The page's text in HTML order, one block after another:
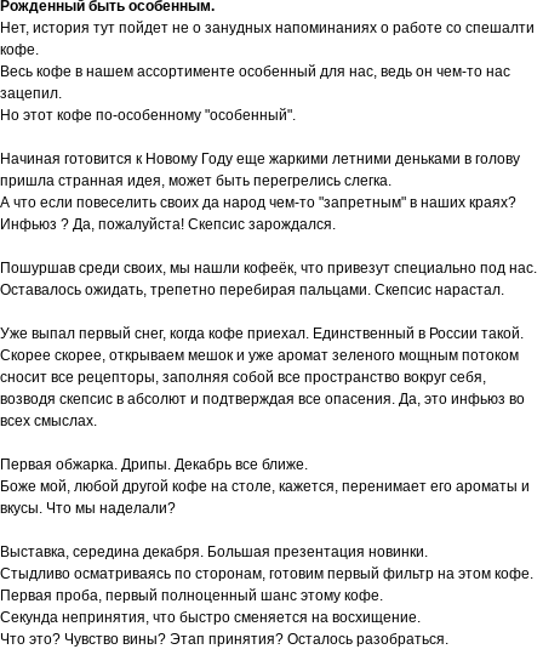
Рожденный быть особенным.
Нет, история тут пойдет не о занудных напоминаниях о работе со спешалти
кофе.
Весь кофе в нашем ассортименте особенный для нас, ведь он чем-то нас
зацепил.
Но этот кофе по-особенному "особенный".
Начиная готовится к Новому Году еще жаркими летними деньками в голову
пришла странная идея, может быть перегрелись слегка.
А что если повеселить своих да народ чем-то "запретным" в наших краях?
Инфьюз ? Да, пожалуйста! Скепсис зарождался.
Пошуршав среди своих, мы нашли кофеёк, что привезут специально под нас.
Оставалось ожидать, трепетно перебирая пальцами. Скепсис нарастал.
Уже выпал первый снег, когда кофе приехал. Единственный в России такой.
Скорее скорее, открываем мешок и уже аромат зеленого мощным потоком
сносит все рецепторы, заполняя собой все пространство вокруг себя,
возводя скепсис в абсолют и подтверждая все опасения. Да, это инфьюз во
всех смыслах.
Первая обжарка. Дрипы. Декабрь все ближе.
Боже мой, любой другой кофе на столе, кажется, перенимает его ароматы и
вкусы. Что мы наделали?
Выставка, середина декабря. Большая презентация новинки.
Стыдливо осматриваясь по сторонам, готовим первый фильтр на этом кофе.
Первая проба, первый полноценный шанс этому кофе.
Секунда непринятия, что быстро сменяется на восхищение.
Что это? Чувство вины? Этап принятия? Осталось разобраться.